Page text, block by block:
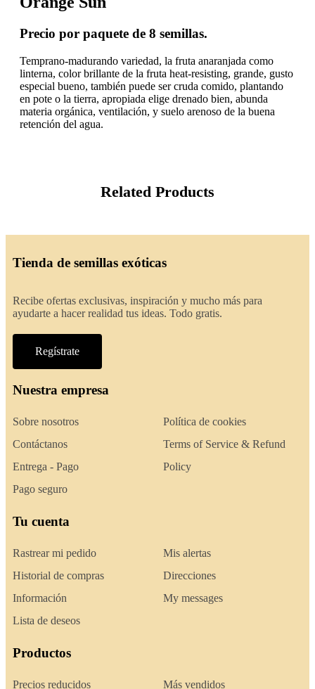
Precio por paquete de 8 semillas.
Temprano-madurando variedad, la fruta anaranjada como
linterna, color brillante de la fruta heat-resisting, grande, gusto
especial bueno, también puede ser cruda comido, plantando
en pote o la tierra, apropiada elige drenado bien, abunda
materia orgánica, ventilación, y suelo arenoso de la buena
retención del agua.
Related Products
Tienda de semillas exóticas
Recibe ofertas exclusivas, inspiración y mucho más para
ayudarte a hacer realidad tus ideas. Todo gratis.
Regístrate
Nuestra empresa
Sobre nosotros
Contáctanos
Entrega - Pago
Pago seguro
Política de cookies
Terms of Service & Refund
Policy
Tu cuenta
Rastrear mi pedido
Historial de compras
Información
Lista de deseos
Mis alertas
Direcciones
My messages
Productos
Precios reducidos Más vendidos